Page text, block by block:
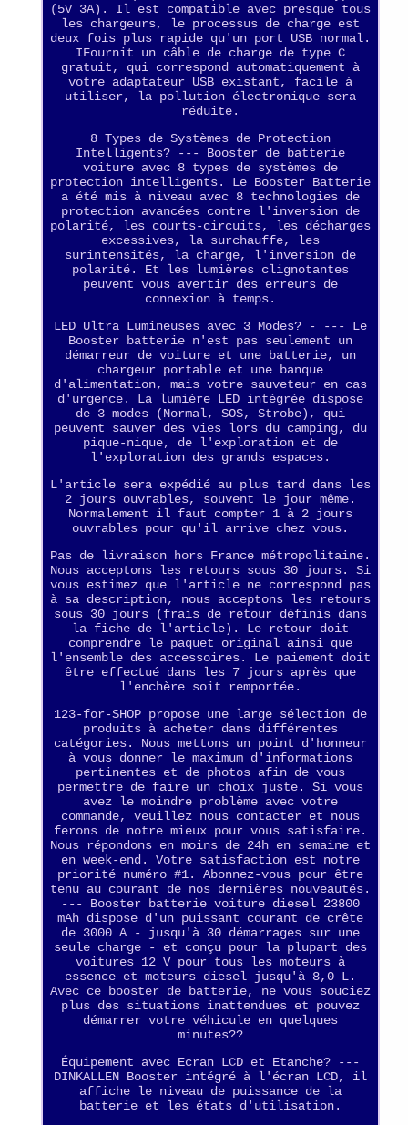
(5V 3A). Il est compatible avec presque tous
les chargeurs, le processus de charge est
deux fois plus rapide qu'un port USB normal.
IFournit un câble de charge de type C
gratuit, qui correspond automatiquement à
votre adaptateur USB existant, facile à
utiliser, la pollution électronique sera
réduite.
8 Types de Systèmes de Protection
Intelligents? --- Booster de batterie
voiture avec 8 types de systèmes de
protection intelligents. Le Booster Batterie
a été mis à niveau avec 8 technologies de
protection avancées contre l'inversion de
polarité, les courts-circuits, les décharges
excessives, la surchauffe, les
surintensités, la charge, l'inversion de
polarité. Et les lumières clignotantes
peuvent vous avertir des erreurs de
connexion à temps.
LED Ultra Lumineuses avec 3 Modes? - --- Le
Booster batterie n'est pas seulement un
démarreur de voiture et une batterie, un
chargeur portable et une banque
d'alimentation, mais votre sauveteur en cas
d'urgence. La lumière LED intégrée dispose
de 3 modes (Normal, SOS, Strobe), qui
peuvent sauver des vies lors du camping, du
pique-nique, de l'exploration et de
l'exploration des grands espaces.
L'article sera expédié au plus tard dans les
2 jours ouvrables, souvent le jour même.
Normalement il faut compter 1 à 2 jours
ouvrables pour qu'il arrive chez vous.
Pas de livraison hors France métropolitaine.
Nous acceptons les retours sous 30 jours. Si
vous estimez que l'article ne correspond pas
à sa description, nous acceptons les retours
sous 30 jours (frais de retour définis dans
la fiche de l'article). Le retour doit
comprendre le paquet original ainsi que
l'ensemble des accessoires. Le paiement doit
être effectué dans les 7 jours après que
l'enchère soit remportée.
123-for-SHOP propose une large sélection de
produits à acheter dans différentes
catégories. Nous mettons un point d'honneur
à vous donner le maximum d'informations
pertinentes et de photos afin de vous
permettre de faire un choix juste. Si vous
avez le moindre problème avec votre
commande, veuillez nous contacter et nous
ferons de notre mieux pour vous satisfaire.
Nous répondons en moins de 24h en semaine et
en week-end. Votre satisfaction est notre
priorité numéro #1. Abonnez-vous pour être
tenu au courant de nos dernières nouveautés.
--- Booster batterie voiture diesel 23800
mAh dispose d'un puissant courant de crête
de 3000 A - jusqu'à 30 démarrages sur une
seule charge - et conçu pour la plupart des
voitures 12 V pour tous les moteurs à
essence et moteurs diesel jusqu'à 8,0 L.
Avec ce booster de batterie, ne vous souciez
plus des situations inattendues et pouvez
démarrer votre véhicule en quelques
minutes??
Équipement avec Ecran LCD et Etanche? ---
DINKALLEN Booster intégré à l'écran LCD, il
affiche le niveau de puissance de la
batterie et les états d'utilisation.